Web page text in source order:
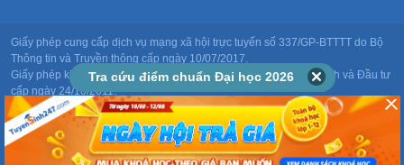
Giấy phép cung cấp dịch vụ mạng xã hội trực tuyến số 337/GP-BTTTT do Bộ
Thông tin và Truyền thông cấp ngày 10/07/2017.
Giấy phép kinh doanh giáo dục: MST-0106478082 do Sở Kế hoạch và Đầu tư
cấp ngày 24/10/2011.
Chịu trách nhiệm nội dung: Phạm Đức Tuệ.
Tra cứu điểm chuẩn Đại học 2026